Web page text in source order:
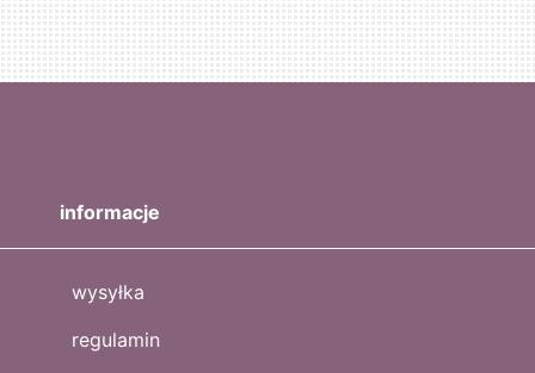
informacje
wysyłka
regulamin